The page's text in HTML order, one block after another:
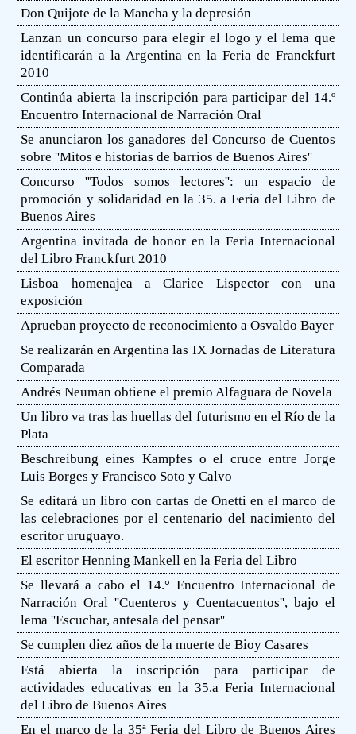
Don Quijote de la Mancha y la depresión
Lanzan un concurso para elegir el logo y el lema que
identificarán a la Argentina en la Feria de Franckfurt
2010
Continúa abierta la inscripción para participar del 14.º
Encuentro Internacional de Narración Oral
Se anunciaron los ganadores del Concurso de Cuentos
sobre ''Mitos e historias de barrios de Buenos Aires''
Concurso ''Todos somos lectores'': un espacio de
promoción y solidaridad en la 35. a Feria del Libro de
Buenos Aires
Argentina invitada de honor en la Feria Internacional
del Libro Franckfurt 2010
Lisboa homenajea a Clarice Lispector con una
exposición
Aprueban proyecto de reconocimiento a Osvaldo Bayer
Se realizarán en Argentina las IX Jornadas de Literatura
Comparada
Andrés Neuman obtiene el premio Alfaguara de Novela
Un libro va tras las huellas del futurismo en el Río de la
Plata
Beschreibung eines Kampfes o el cruce entre Jorge
Luis Borges y Francisco Soto y Calvo
Se editará un libro con cartas de Onetti en el marco de
las celebraciones por el centenario del nacimiento del
escritor uruguayo.
El escritor Henning Mankell en la Feria del Libro
Se llevará a cabo el 14.° Encuentro Internacional de
Narración Oral ''Cuenteros y Cuentacuentos'', bajo el
lema ''Escuchar, antesala del pensar''
Se cumplen diez años de la muerte de Bioy Casares
Está abierta la inscripción para participar de
actividades educativas en la 35.a Feria Internacional
del Libro de Buenos Aires
En el marco de la 35ª Feria del Libro de Buenos Aires